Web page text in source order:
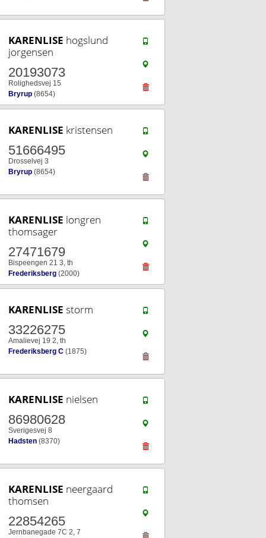
KARENLISE hogslund
jorgensen
20193073
Rolighedsvej 15
Bryrup (8654)
KARENLISE kristensen
51666495
Drosselvej 3
Bryrup (8654)
KARENLISE longren
thomsager
27471679
Bispeengen 21 3, th
Frederiksberg (2000)
KARENLISE storm
33226275
Amalievej 19 2, th
Frederiksberg C (1875)
KARENLISE nielsen
86980628
Sverigesvej 8
Hadsten (8370)
KARENLISE neergaard
thomsen
22854265
Jernbanegade 7C 2, 7